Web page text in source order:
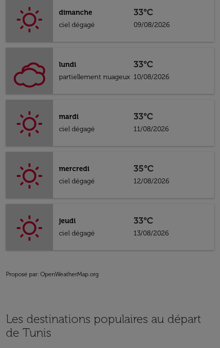
dimanche
ciel dégagé
33°C
09/08/2026
lundi
partiellement nuageux
33°C
10/08/2026
mardi
ciel dégagé
33°C
11/08/2026
mercredi
ciel dégagé
35°C
12/08/2026
jeudi
ciel dégagé
33°C
13/08/2026
Proposé par: OpenWeatherMap.org
Les destinations populaires au départ
de Tunis